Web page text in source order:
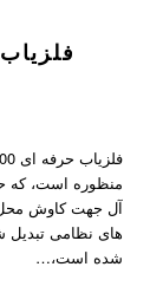
منظوره است، که
آل جهت کاوش
شده است،…